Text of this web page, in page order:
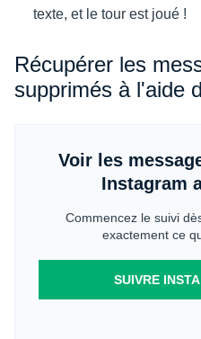
texte, et le tour est joué !
Récupérer les
supprimés à l'aide
Voir les
Instagram
Commencez le suivi
exactement ce
SUIVRE